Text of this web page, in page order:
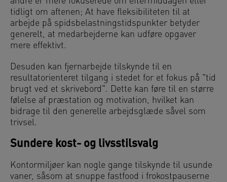
tidligt om aftenen; At have fleksibiliteten til at
arbejde på spidsbelastningstidspunkter betyder
generelt, at medarbejderne kan udføre opgaver
mere effektivt.
Desuden kan fjernarbejde tilskynde til en
resultatorienteret tilgang i stedet for et fokus på "tid
brugt ved et skrivebord". Dette kan føre til en større
følelse af præstation og motivation, hvilket kan
bidrage til den generelle arbejdsglæde såvel som
trivsel.
Sundere kost- og livsstilsvalg
Kontormiljøer kan nogle gange tilskynde til usunde
vaner, såsom at snuppe fastfood i frokostpauserne